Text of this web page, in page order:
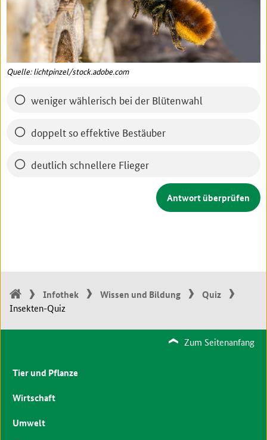
Quelle: lichtpinzel/stock.adobe.com
weniger wählerisch bei der Blütenwahl
doppelt so effektive Bestäuber
deutlich schnellere Flieger
Infothek Wissen und Bildung Quiz
Insekten-Quiz
Zum Seitenanfang
Tier und Pflanze
Wirtschaft
Umwelt